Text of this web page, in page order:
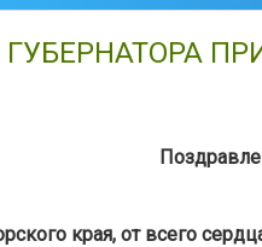
края, от всего